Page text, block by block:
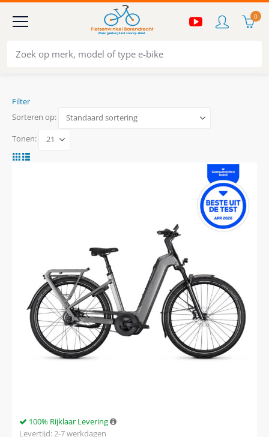
0
Filter
Sorteren op:
Tonen:
100% Rijklaar Levering
Levertijd: 2-7 werkdagen